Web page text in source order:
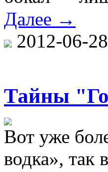
Далее →
2012-06-
Тайны
Вот уже
водка», так